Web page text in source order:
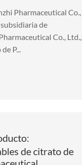
Pharmaceutical Co.,
de
Co., Ltd.,
P...
de citrato de